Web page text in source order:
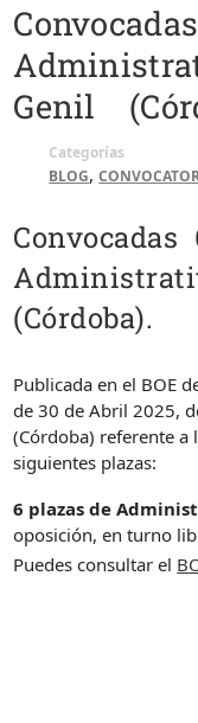
Genil
Categorías
BLOG,
(Córdoba).
Publicada en el BOE
de 30 de Abril 2025,
(Córdoba) referente a
siguientes plazas:
6 plazas de
oposición, en turno
Puedes consultar el B